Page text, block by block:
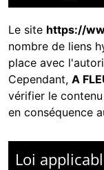
Le site https://
nombre de liens
place avec
Cependant, A
vérifier le
en conséquence
Loi